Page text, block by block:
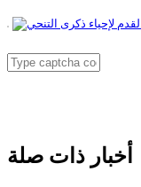
أخبار ذات صلة